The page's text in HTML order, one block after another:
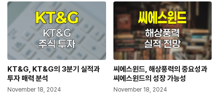
KT&G, KT&G의 3분기 실적과
투자 매력 분석
November 18, 2024
씨에스윈드, 해상풍력의 중요성과
씨에스윈드의 성장 가능성
November 18, 2024